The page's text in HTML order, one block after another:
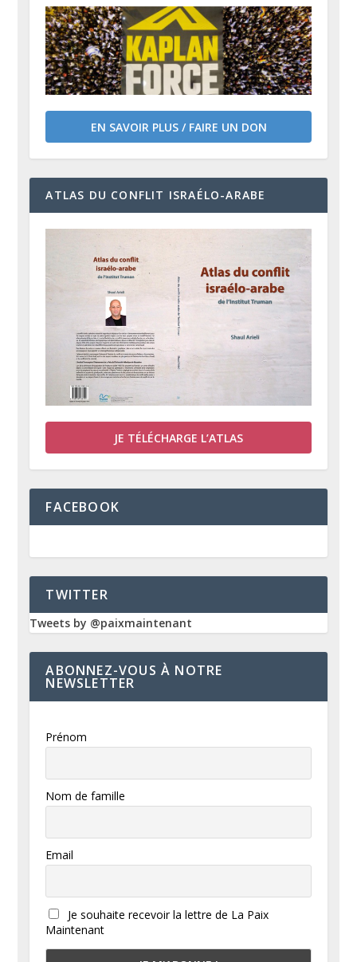
EN SAVOIR PLUS / FAIRE UN DON
ATLAS DU CONFLIT ISRAÉLO-ARABE
JE TÉLÉCHARGE L’ATLAS
FACEBOOK
TWITTER
Tweets by @paixmaintenant
ABONNEZ-VOUS À NOTRE
NEWSLETTER
Prénom
Nom de famille
Email
Je souhaite recevoir la lettre de La Paix
Maintenant